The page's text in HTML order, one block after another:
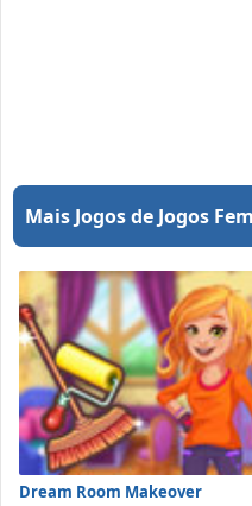
Mais Jogos de Jogos
Dream Room Makeover